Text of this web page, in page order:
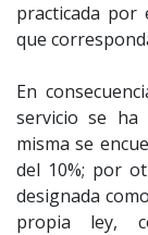
practicada por
que
En
servicio se
misma se
del 10%; por
designada
propia ley,